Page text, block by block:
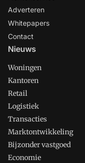
Adverteren
Whitepapers
Contact
Nieuws
Woningen
Kantoren
Retail
Logistiek
Transacties
Marktontwikkeling
Bijzonder vastgoed
Economie